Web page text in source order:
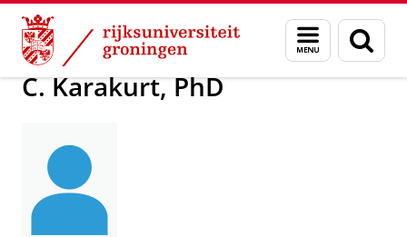
Skip
Content
Skip
Navigation
Menu
en
zoeken
Over ons C. Karakurt, PhD
C. Karakurt, PhD